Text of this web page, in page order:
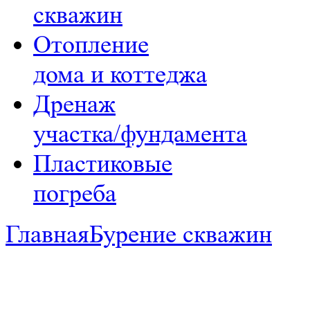
скважин
Отопление
дома и коттеджа
Дренаж
участка/фундамента
Пластиковые
погреба
ГлавнаяБурение скважин